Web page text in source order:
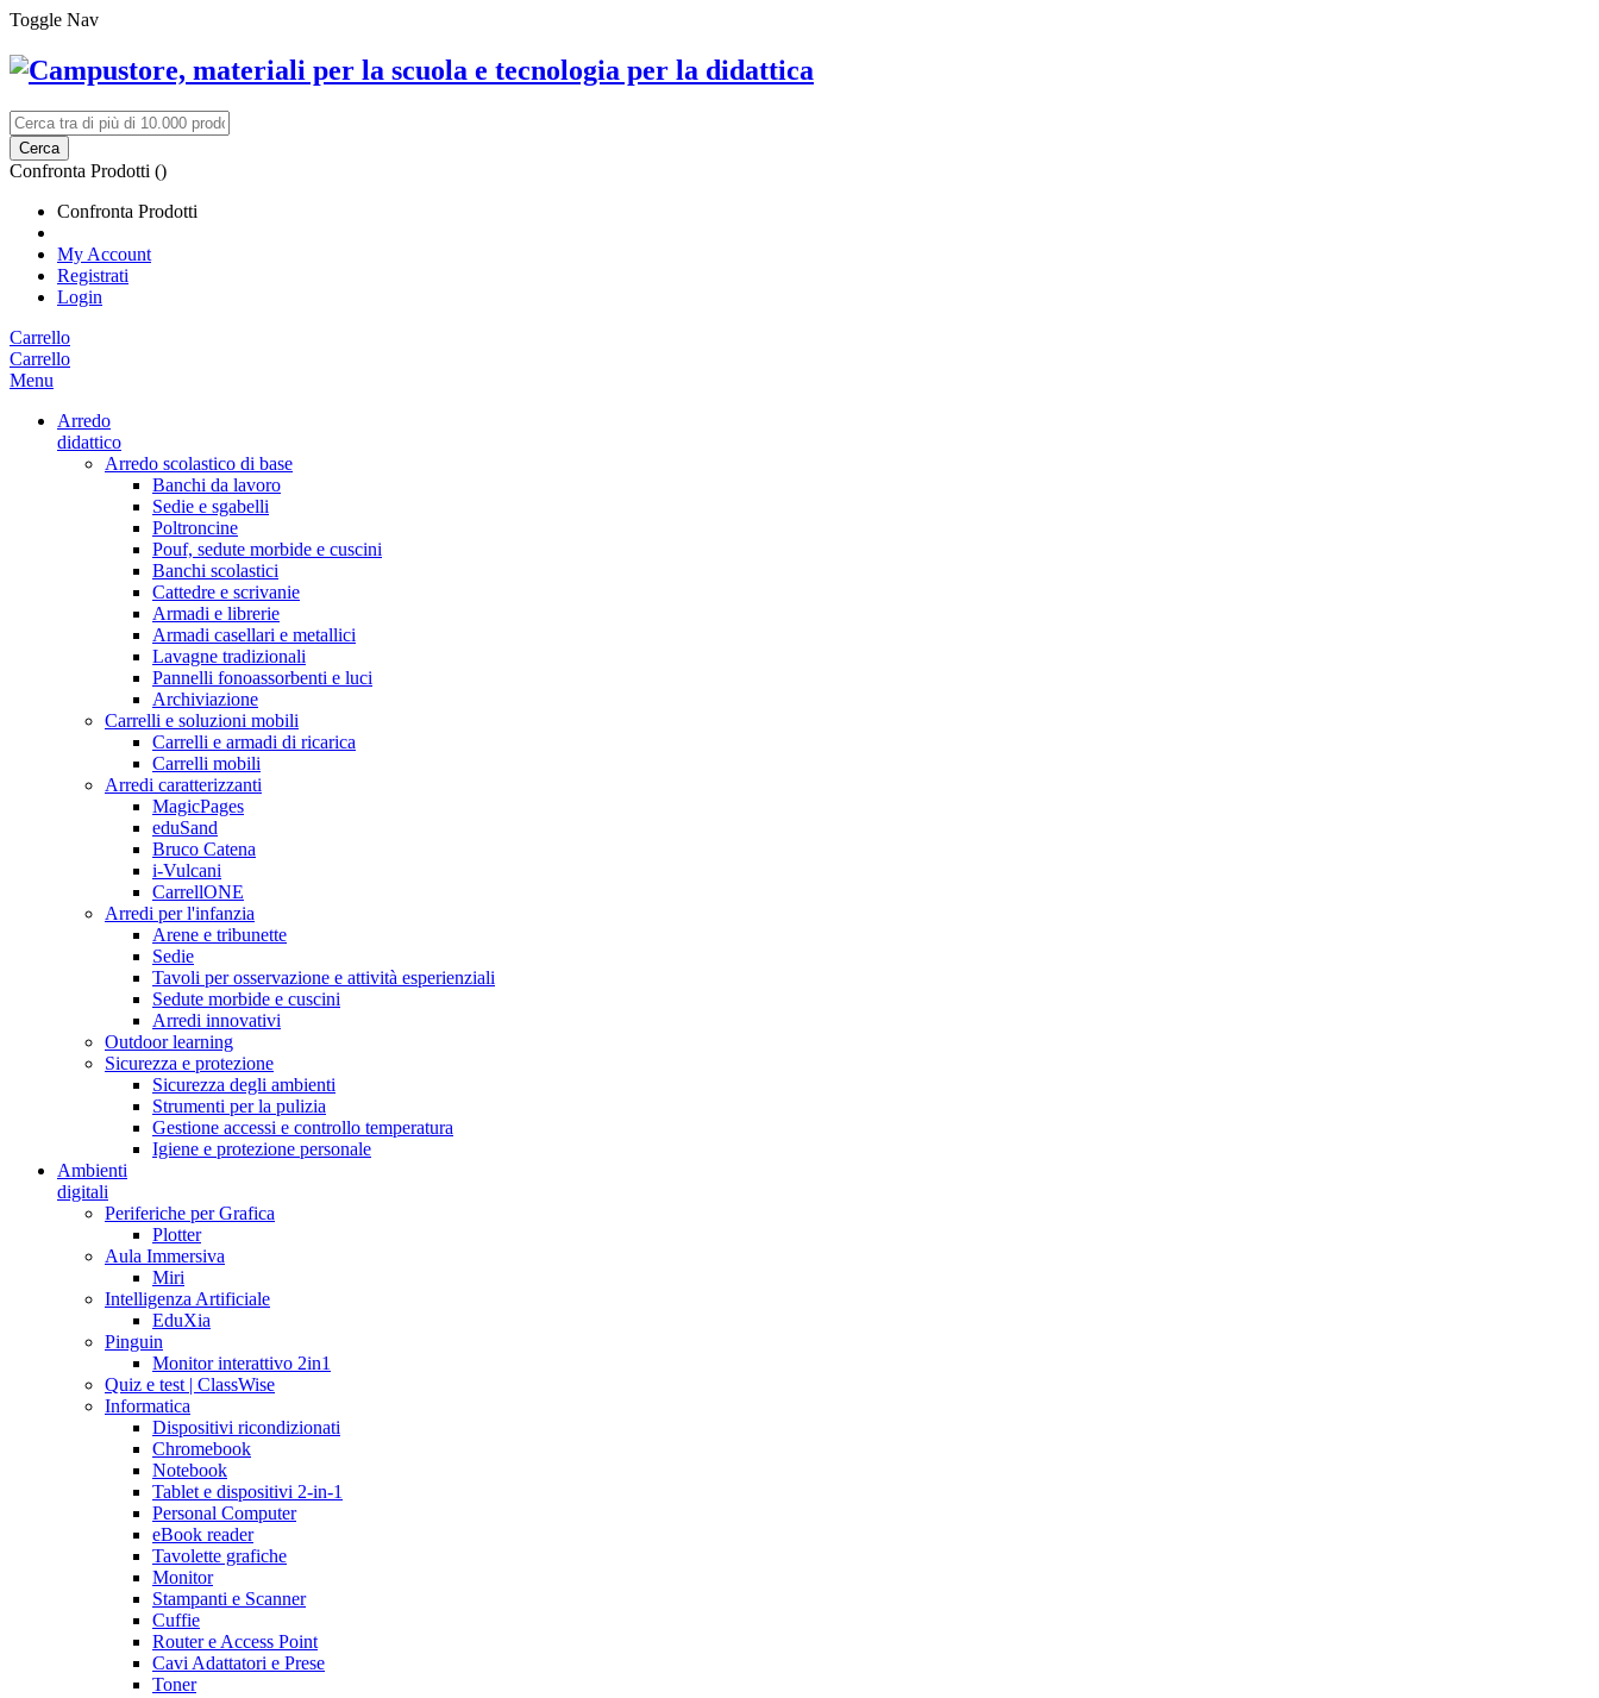
Toggle Nav
Cerca
Confronta Prodotti ()
Confronta Prodotti
My Account
Registrati
Login
Carrello
Carrello
Menu
Arredo
didattico
Arredo scolastico di base
Banchi da lavoro
Sedie e sgabelli
Poltroncine
Pouf, sedute morbide e cuscini
Banchi scolastici
Cattedre e scrivanie
Armadi e librerie
Armadi casellari e metallici
Lavagne tradizionali
Pannelli fonoassorbenti e luci
Archiviazione
Carrelli e soluzioni mobili
Carrelli e armadi di ricarica
Carrelli mobili
Arredi caratterizzanti
MagicPages
eduSand
Bruco Catena
i-Vulcani
CarrellONE
Arredi per l'infanzia
Arene e tribunette
Sedie
Tavoli per osservazione e attività esperienziali
Sedute morbide e cuscini
Arredi innovativi
Outdoor learning
Sicurezza e protezione
Sicurezza degli ambienti
Strumenti per la pulizia
Gestione accessi e controllo temperatura
Igiene e protezione personale
Ambienti
digitali
Periferiche per Grafica
Plotter
Aula Immersiva
Miri
Intelligenza Artificiale
EduXia
Pinguin
Monitor interattivo 2in1
Quiz e test | ClassWise
Informatica
Dispositivi ricondizionati
Chromebook
Notebook
Tablet e dispositivi 2-in-1
Personal Computer
eBook reader
Tavolette grafiche
Monitor
Stampanti e Scanner
Cuffie
Router e Access Point
Cavi Adattatori e Prese
Toner